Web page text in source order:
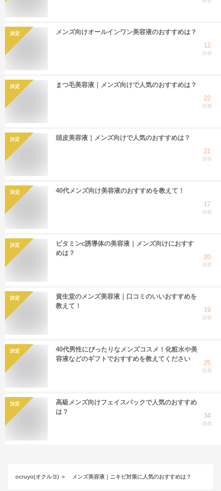
決定
メンズ向けオールインワン美容液のおすすめは？
12
回答
決定
まつ毛美容液｜メンズ向けで人気のおすすめは？
22
回答
決定
頭皮美容液｜メンズ向けで人気のおすすめは？
21
回答
決定
40代メンズ向け美容液のおすすめを教えて！
17
回答
決定
ビタミンc誘導体の美容液｜メンズ向けにおすす
めは？
20
回答
決定
資生堂のメンズ美容液｜口コミのいいおすすめを
教えて！
19
回答
決定
40代男性にぴったりなメンズコスメ！化粧水や美
容液などのギフトでおすすめを教えてください
25
回答
決定
高級メンズ向けフェイスパックで人気のおすすめ
は？
34
回答
ocruyo(オクルヨ) メンズ美容液｜ニキビ対策に人気のおすすめは？